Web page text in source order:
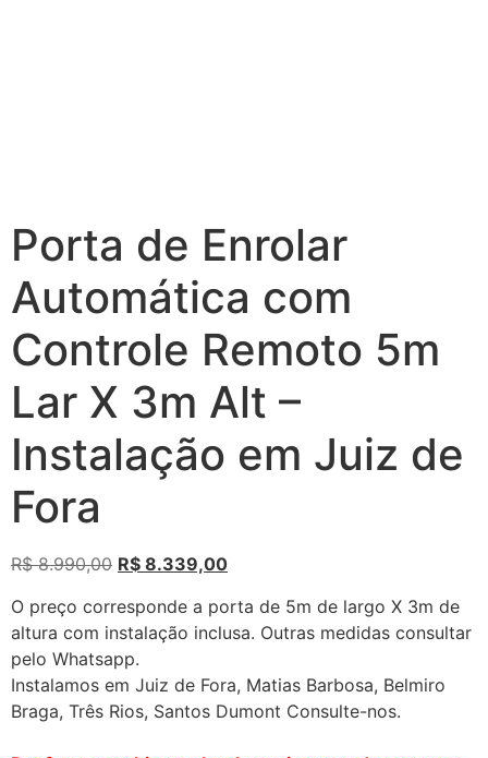
Porta de Enrolar
Automática com
Controle Remoto 5m
Lar X 3m Alt –
Instalação em Juiz de
Fora
R$8.990,00 R$ 8.339,00
O preço corresponde a porta de 5m de largo X 3m de
altura com instalação inclusa. Outras medidas consultar
pelo Whatsapp.
Instalamos em Juiz de Fora, Matias Barbosa, Belmiro
Braga, Três Rios, Santos Dumont Consulte-nos.